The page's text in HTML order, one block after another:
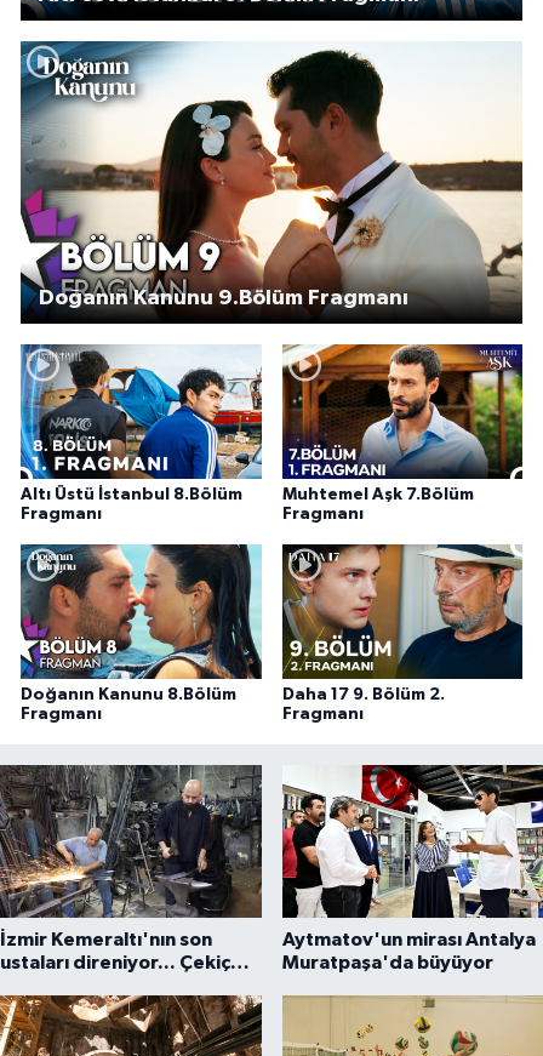
Doğanın Kanunu 9.Bölüm Fragmanı
Altı Üstü İstanbul 8.Bölüm
Fragmanı
Muhtemel Aşk 7.Bölüm
Fragmanı
Doğanın Kanunu 8.Bölüm
Fragmanı
Daha 17 9. Bölüm 2.
Fragmanı
İzmir Kemeraltı'nın son
ustaları direniyor... Çekiç
Aytmatov'un mirası Antalya
Muratpaşa'da büyüyor